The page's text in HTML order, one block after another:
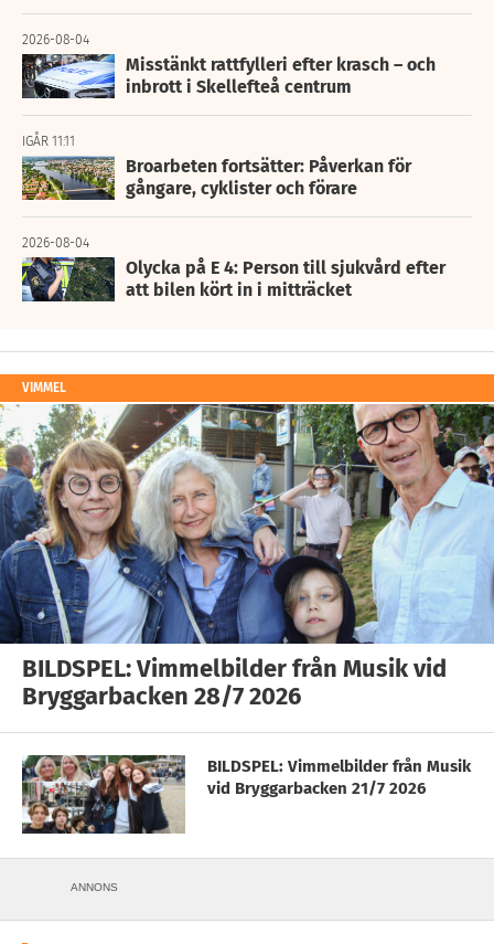
2026-08-04
Misstänkt rattfylleri efter krasch – och
inbrott i Skellefteå centrum
IGÅR 11:11
Broarbeten fortsätter: Påverkan för
gångare, cyklister och förare
2026-08-04
Olycka på E 4: Person till sjukvård efter
att bilen kört in i mitträcket
VIMMEL
BILDSPEL: Vimmelbilder från Musik vid
Bryggarbacken 28/7 2026
BILDSPEL: Vimmelbilder från Musik
vid Bryggarbacken 21/7 2026
ANNONS